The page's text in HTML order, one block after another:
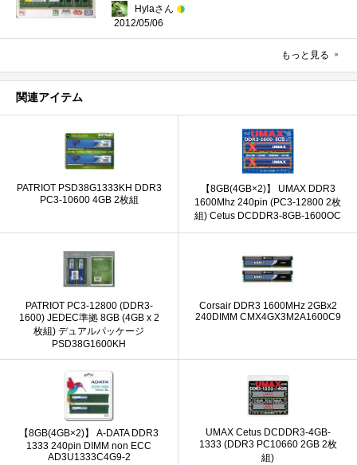
Hylaさん
2012/05/06
もっと見る
関連アイテム
PATRIOT PSD38G1333KH DDR3
PC3-10600 4GB 2枚組
【8GB(4GB×2)】 UMAX DDR3
1600Mhz 240pin (PC3-12800 2枚
組) Cetus DCDDR3-8GB-1600OC
PATRIOT PC3-12800 (DDR3-
1600) JEDEC準拠 8GB (4GB x 2
枚組) デュアルパッケージ
PSD38G1600KH
Corsair DDR3 1600MHz 2GBx2
240DIMM CMX4GX3M2A1600C9
【8GB(4GB×2)】 A-DATA DDR3
1333 240pin DIMM non ECC
AD3U1333C4G9-2
UMAX Cetus DCDDR3-4GB-
1333 (DDR3 PC10660 2GB 2枚
組)